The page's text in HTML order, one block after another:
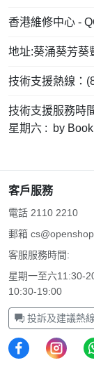
香港維修中心 -
地址:葵涌葵芳葵
技術支援熱線：
技術支援服務時
星期六 : by
客戶服務
電話 2110 2210
郵箱
客服服務時間:
星期一至六11:30-
10:30-19:00
投訴及建議熱線